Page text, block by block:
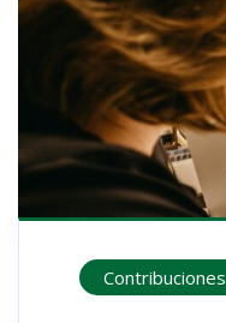
Contribuciones